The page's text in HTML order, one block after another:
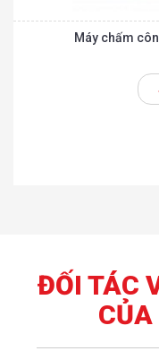
Máy chấm
ĐỐI TÁC
CỦA